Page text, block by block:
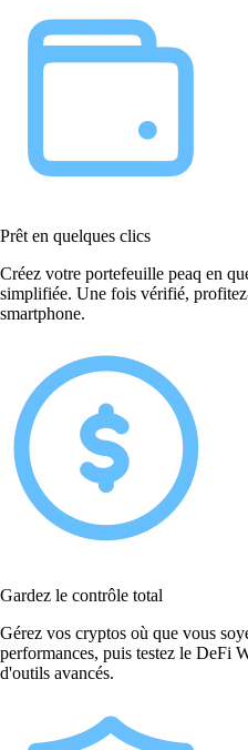
Prêt en quelques clics
Créez votre portefeuille peaq en
simplifiée. Une fois vérifié,
smartphone.
Gardez le contrôle total
Gérez vos cryptos où que vous
performances, puis testez le DeFi
d'outils avancés.